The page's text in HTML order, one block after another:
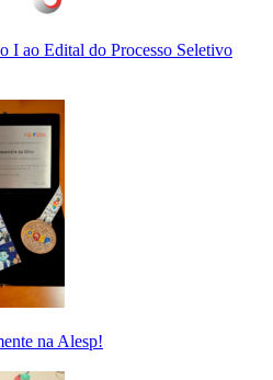
I ao Edital do Processo Seletivo
na Alesp!